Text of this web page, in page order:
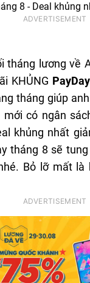
tháng lương về
KHỦNG
tháng giúp
có ngân
khủng nhất
tháng 8 sẽ
Bỏ lỡ mất là
8 - Deal khủng